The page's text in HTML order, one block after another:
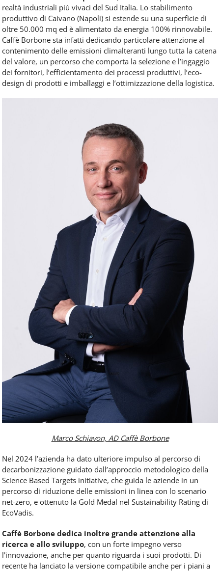
realtà industriali più vivaci del Sud Italia. Lo stabilimento
produttivo di Caivano (Napoli) si estende su una superficie di
oltre 50.000 mq ed è alimentato da energia 100% rinnovabile.
Caffè Borbone sta infatti dedicando particolare attenzione al
contenimento delle emissioni climalteranti lungo tutta la catena
del valore, un percorso che comporta la selezione e l’ingaggio
dei fornitori, l’efficientamento dei processi produttivi, l’eco-
design di prodotti e imballaggi e l’ottimizzazione della logistica.
Marco Schiavon, AD Caffè Borbone
Nel 2024 l’azienda ha dato ulteriore impulso al percorso di
decarbonizzazione guidato dall’approccio metodologico della
Science Based Targets initiative, che guida le aziende in un
percorso di riduzione delle emissioni in linea con lo scenario
net-zero, e ottenuto la Gold Medal nel Sustainability Rating di
EcoVadis.
Caffè Borbone dedica inoltre grande attenzione alla
ricerca e allo sviluppo, con un forte impegno verso
l'innovazione, anche per quanto riguarda i suoi prodotti. Di
recente ha lanciato la versione compatibile anche per i piani a